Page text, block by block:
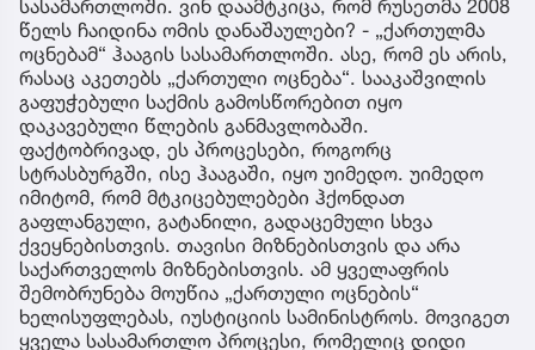
სასამართლოში. ვინ დაამტკიცა, რომ რუსეთმა 2008
წელს ჩაიდინა ომის დანაშაულები? - „ქართულმა
ოცნებამ“ ჰააგის სასამართლოში. ასე, რომ ეს არის,
რასაც აკეთებს „ქართული ოცნება“. სააკაშვილის
გაფუჭებული საქმის გამოსწორებით იყო
დაკავებული წლების განმავლობაში.
ფაქტობრივად, ეს პროცესები, როგორც
სტრასბურგში, ისე ჰააგაში, იყო უიმედო. უიმედო
იმიტომ, რომ მტკიცებულებები ჰქონდათ
გაფლანგული, გატანილი, გადაცემული სხვა
ქვეყნებისთვის. თავისი მიზნებისთვის და არა
საქართველოს მიზნებისთვის. ამ ყველაფრის
შემობრუნება მოუწია „ქართული ოცნების“
ხელისუფლებას, იუსტიციის სამინისტროს. მოვიგეთ
ყველა სასამართლო პროცესი, რომელიც დიდი